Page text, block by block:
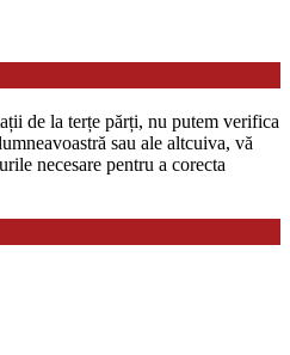
de la terțe părți, nu putem verifica
sau ale altcuiva, vă
necesare pentru a corecta